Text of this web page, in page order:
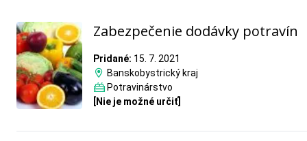
Zabezpečenie dodávky potravín
Pridané: 15. 7. 2021
Banskobystrický kraj
Potravinárstvo
[Nie je možné určiť]